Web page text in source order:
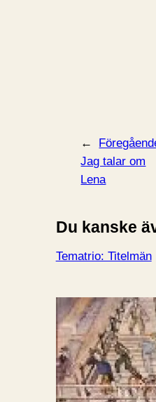
←
Jag talar om
Lena
Du kanske
Tematrio: Titelmän